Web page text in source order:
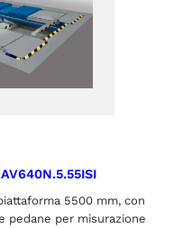
5500 mm, con
pedane per misurazione